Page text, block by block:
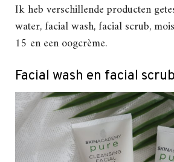
Ik heb verschillende producten
water, facial wash, facial scrub,
15 en een oogcrème.
Facial wash en facial scrub